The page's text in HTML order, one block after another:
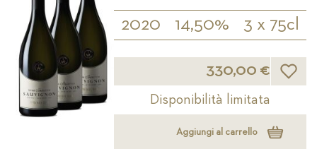
2020 14,50% 3 x 75cl
330,00 € Lista
Disponibilità limitata
Aggiungi al carrello